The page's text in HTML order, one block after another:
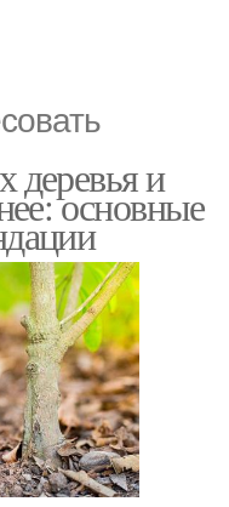
деревья и
основные